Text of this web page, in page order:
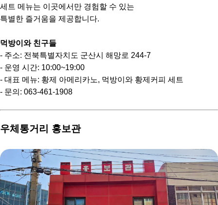
세트 메뉴는 이곳에서만 경험할 수 있는
특별한 즐거움을 제공합니다.
먹방이와 친구들
- 주소: 전북특별자치도 군산시 해망로 244-7
- 운영 시간: 10:00~19:00
- 대표 메뉴: 황제 아메리카노, 먹방이와 황제커피 세트
- 문의: 063-461-1908
우체통거리 홍보관